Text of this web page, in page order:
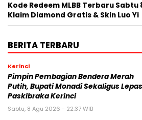
Kode Redeem MLBB Terbaru Sabtu
Klaim Diamond Gratis & Skin Luo Yi
BERITA TERBARU
Kerinci
Pimpin Pembagian Bendera Merah
Putih, Bupati Monadi Sekaligus Lepas
Paskibraka Kerinci
Sabtu, 8 Agu 2026 - 22:37 WIB